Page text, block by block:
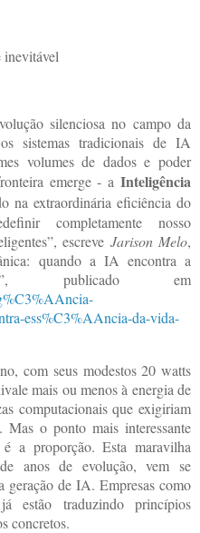
silenciosa no campo da
sistemas tradicionais de IA
volumes de dados e poder
emerge - a Inteligência
na extraordinária eficiência do
completamente nosso
escreve Jarison Melo,
quando a IA encontra a
publicado em
ess%C3%AAncia-da-vida-
com seus modestos 20 watts
mais ou menos à energia de
computacionais que exigiriam
Mas o ponto mais interessante
a proporção. Esta maravilha
anos de evolução, vem se
geração de IA. Empresas como
estão traduzindo princípios
concretos.